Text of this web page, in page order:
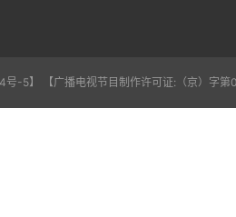
号-5】 【广播电视节目制作许可证:（京）字第